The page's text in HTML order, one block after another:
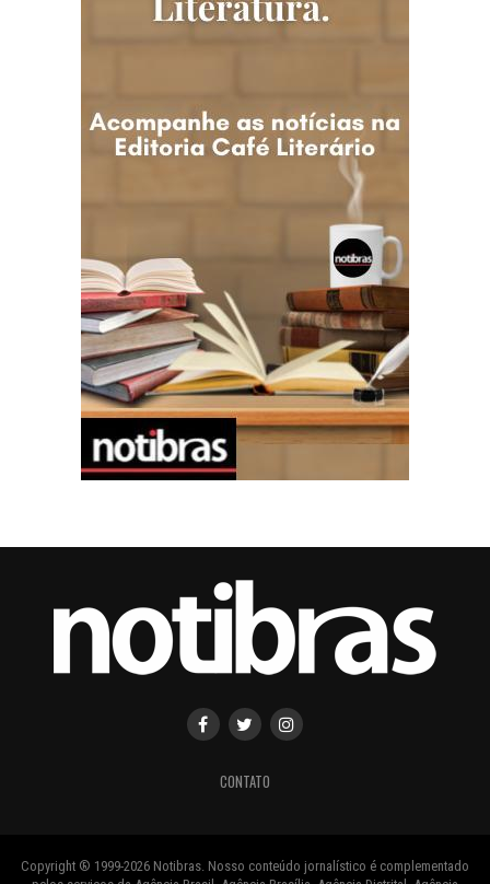
CONTATO
Copyright ® 1999-2026 Notibras. Nosso conteúdo jornalístico é complementado